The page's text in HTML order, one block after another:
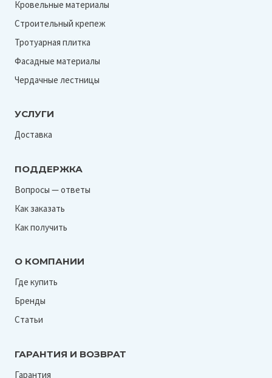
Кровельные материалы
Строительный крепеж
Тротуарная плитка
Фасадные материалы
Чердачные лестницы
УСЛУГИ
Доставка
ПОДДЕРЖКА
Вопросы — ответы
Как заказать
Как получить
О КОМПАНИИ
Где купить
Бренды
Статьи
ГАРАНТИЯ И ВОЗВРАТ
Гарантия